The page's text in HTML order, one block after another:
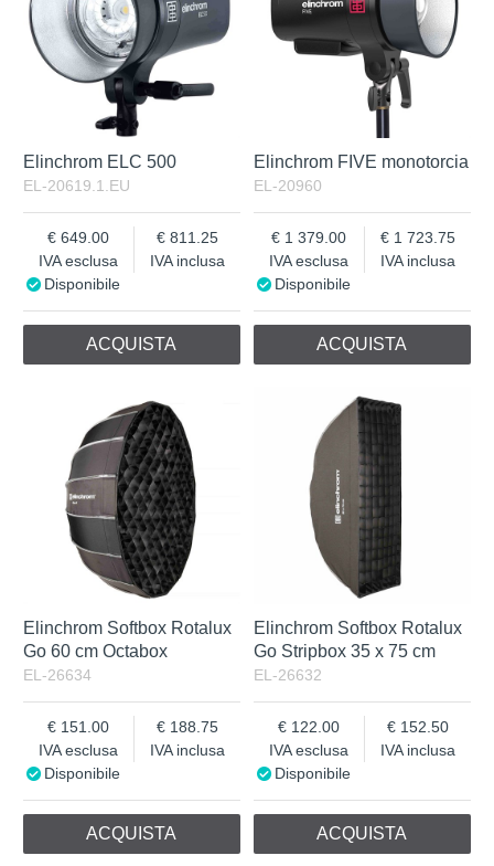
Elinchrom ELC 500
EL-20619.1.EU
IVA esclusa
649.00
IVA inclusa
811.25
Disponibile
ACQUISTA
Elinchrom FIVE monotorcia
EL-20960
IVA esclusa
1 379.00
IVA inclusa
1 723.75
Disponibile
ACQUISTA
Elinchrom Softbox Rotalux
Go 60 cm Octabox
EL-26634
IVA esclusa
151.00
IVA inclusa
188.75
Disponibile
ACQUISTA
Elinchrom Softbox Rotalux
Go Stripbox 35 x 75 cm
EL-26632
IVA esclusa
122.00
IVA inclusa
152.50
Disponibile
ACQUISTA